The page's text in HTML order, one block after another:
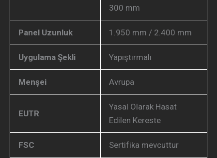
300 mm
Panel Uzunluk 1.950 mm / 2.400 mm
Uygulama Şekli Yapıştırmalı
Menşei Avrupa
EUTR
Yasal Olarak Hasat
Edilen Kereste
FSC Sertifika mevcuttur